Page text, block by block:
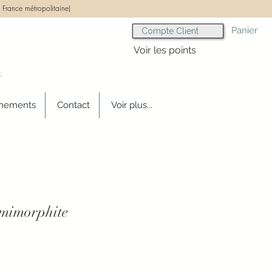
métropolitaine)
Panier
Compte Client
Voir les points
Contact Voir plus...